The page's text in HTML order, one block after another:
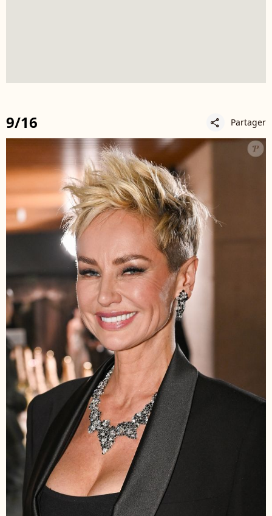
9/16 share Partager